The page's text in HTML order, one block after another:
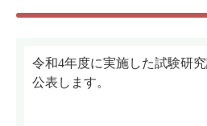
令和4年度に実施した試験研
公表します。